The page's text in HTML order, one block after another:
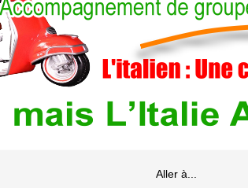
Aller à...